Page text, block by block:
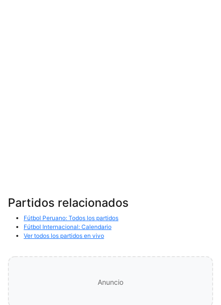
Partidos relacionados
Fútbol Peruano: Todos los partidos
Fútbol Internacional: Calendario
Ver todos los partidos en vivo
Anuncio